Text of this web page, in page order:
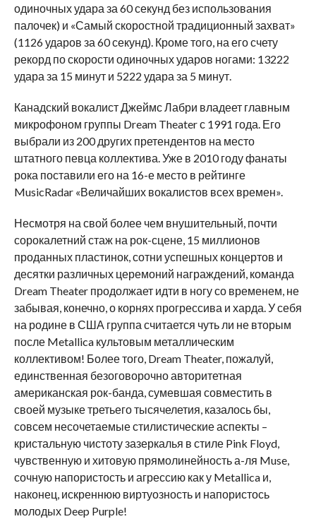
одиночных удара за 60 секунд без использования
палочек) и «Самый скоростной традиционный захват»
(1126 ударов за 60 секунд). Кроме того, на его счету
рекорд по скорости одиночных ударов ногами: 13222
удара за 15 минут и 5222 удара за 5 минут.
Канадский вокалист Джеймс Лабри владеет главным
микрофоном группы Dream Theater с 1991 года. Его
выбрали из 200 других претендентов на место
штатного певца коллектива. Уже в 2010 году фанаты
рока поставили его на 16-е место в рейтинге
MusicRadar «Величайших вокалистов всех времен».
Несмотря на свой более чем внушительный, почти
сорокалетний стаж на рок-сцене, 15 миллионов
проданных пластинок, сотни успешных концертов и
десятки различных церемоний награждений, команда
Dream Theater продолжает идти в ногу со временем, не
забывая, конечно, о корнях прогрессива и харда. У себя
на родине в США группа считается чуть ли не вторым
после Metallica культовым металлическим
коллективом! Более того, Dream Theater, пожалуй,
единственная безоговорочно авторитетная
американская рок-банда, сумевшая совместить в
своей музыке третьего тысячелетия, казалось бы,
совсем несочетаемые стилистические аспекты –
кристальную чистоту зазеркалья в стиле Pink Floyd,
чувственную и хитовую прямолинейность а-ля Muse,
сочную напористость и агрессию как у Metallica и,
наконец, искреннюю виртуозность и напористось
молодых Deep Purple!